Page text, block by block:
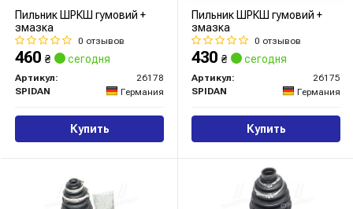
Пильник ШРКШ гумовий +
змазка
0 отзывов
460 ₴ сегодня
Артикул:
26178
SPIDAN
Германия
Купить
Пильник ШРКШ гумовий +
змазка
0 отзывов
430 ₴ сегодня
Артикул:
26175
SPIDAN
Германия
Купить